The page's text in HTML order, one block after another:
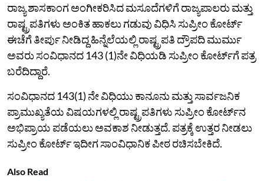
ರಾಜ್ಯ ಶಾಸಕಾಂಗ ಅಂಗೀಕರಿಸಿದ ಮಸೂದೆಗಳಿಗೆ ರಾಜ್ಯಪಾಲರು ಮತ್ತು
ರಾಷ್ಟ್ರಪತಿಗಳು ಅಂಕಿತ ಹಾಕಲು ಗಡುವು ವಿಧಿಸಿ ಸುಪ್ರೀಂ ಕೋರ್ಟ್‌
ಈಚೆಗೆ ತೀರ್ಪು ನೀಡಿದ್ದ ಹಿನ್ನೆಲೆಯಲ್ಲಿ ರಾಷ್ಟ್ರಪತಿ ದ್ರೌಪದಿ ಮುರ್ಮು
ಅವರು ಸಂವಿಧಾನದ 143 (1)ನೇ ವಿಧಿಯಡಿ ಸುಪ್ರೀಂ ಕೋರ್ಟ್‌ಗೆ ಪತ್ರ
ಬರೆದಿದ್ದಾರೆ.
ಸಂವಿಧಾನದ 143(1) ನೇ ವಿಧಿಯು ಕಾನೂನು ಮತ್ತು ಸಾರ್ವಜನಿಕ
ಪ್ರಾಮುಖ್ಯತೆಯ ವಿಷಯಗಳಲ್ಲಿ ರಾಷ್ಟ್ರಪತಿಗಳು ಸುಪ್ರೀಂ ಕೋರ್ಟ್‌ನ
ಅಭಿಪ್ರಾಯ ಪಡೆಯಲು ಅವಕಾಶ ನೀಡುತ್ತದೆ. ಪತ್ರಕ್ಕೆ ಉತ್ತರ ನೀಡಲು
ಸುಪ್ರೀಂ ಕೋರ್ಟ್‌ ಇದೀಗ ಸಾಂವಿಧಾನಿಕ ಪೀಠ ರಚಿಸಬೇಕಿದೆ.
Also Read